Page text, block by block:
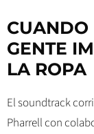
CUANDO
GENTE
LA ROPA
El soundtrack
Pharrell con